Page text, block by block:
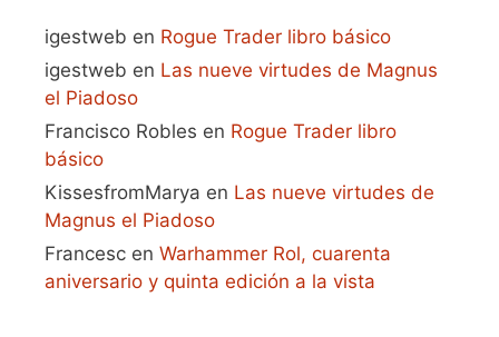
igestweb en Rogue Trader libro básico
igestweb en Las nueve virtudes de Magnus
el Piadoso
Francisco Robles en Rogue Trader libro
básico
KissesfromMarya en Las nueve virtudes de
Magnus el Piadoso
Francesc en Warhammer Rol, cuarenta
aniversario y quinta edición a la vista